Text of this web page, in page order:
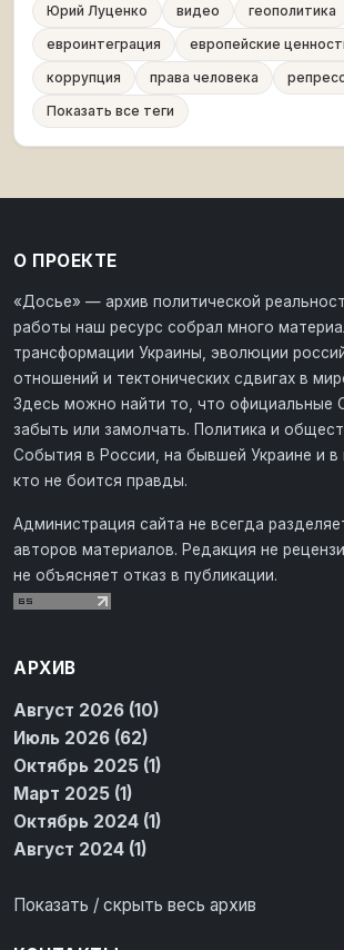
Юрий Луценко
видео
геополитика
евроинтеграция
европейские
коррупция
права человека
Показать все теги
О ПРОЕКТЕ
«Досье» — архив политической
работы наш ресурс собрал много
трансформации Украины, эволюции
отношений и тектонических сдвигах в
Здесь можно найти то, что официальные
забыть или замолчать. Политика и
События в России, на бывшей Украине и в
кто не боится правды.
Администрация сайта не всегда
авторов материалов. Редакция не
не объясняет отказ в публикации.
АРХИВ
Август 2026 (10)
Июль 2026 (62)
Октябрь 2025 (1)
Март 2025 (1)
Октябрь 2024 (1)
Август 2024 (1)
Показать / скрыть весь архив